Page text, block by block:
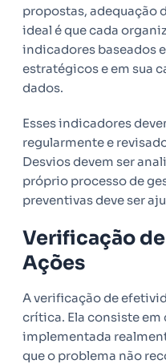
propostas, adequação
ideal é que cada
indicadores baseados
estratégicos e em sua
dados.
Esses indicadores
regularmente e
Desvios devem ser
próprio processo de
preventivas deve ser
Verificação
Ações
A verificação de
crítica. Ela consiste em
implementada
que o problema não